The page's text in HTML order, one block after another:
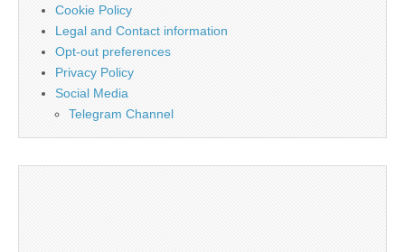
Cookie Policy
Legal and Contact information
Opt-out preferences
Privacy Policy
Social Media
Telegram Channel